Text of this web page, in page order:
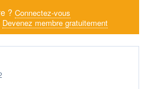
? Connectez-vous
Devenez membre gratuitement